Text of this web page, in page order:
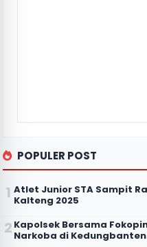
POPULER POST
Atlet Junior STA Sampit
Kalteng 2025
Kapolsek Bersama
Narkoba di